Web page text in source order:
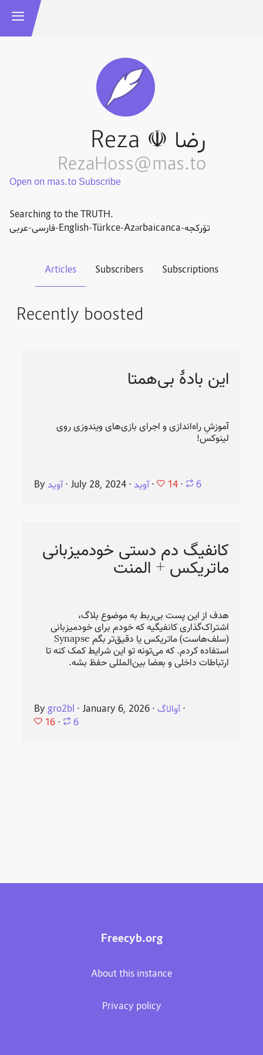
رضا ☫ Reza
RezaHoss@mas.to
Open on mas.to
Searching to the TRUTH.
فارسی-عربی-English-Türkce-Azərbaicanca-تۆرکجه
Articles Subscribers Subscriptions
Recently boosted
این بادهٔ بی‌همتا
آموزشِ راه‌اندازی و اجرای بازی‌های ویندوزی روی
لینوکس!
Byآوید⋅ July 28, 2024 ⋅آوید⋅ 14 ⋅ 6
کانفیگ دم دستی خودمیزبانی
ماتریکس + المنت
هدف از این پست بی‌ربط به موضوع بلاگ،
اشتراک‌گذاری کانفیگیه که خودم برای خودمیزبانی
(سلف‌هاست) ماتریکس یا دقیق‌تر بگم Synapse
استفاده کردم. که می‌تونه تو این شرایط کمک کنه تا
ارتباطات داخلی و بعضا بین‌المللی حفظ بشه.
Bygro2bl ⋅ January 6, 2026 ⋅آوالاگ⋅
16 ⋅ 6
Freecyb.org
About this instance
Privacy policy